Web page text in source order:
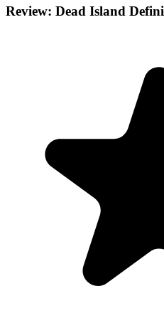
Review: Dead Island